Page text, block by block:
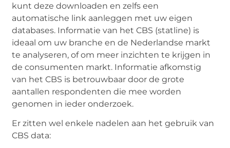
kunt deze downloaden en zelfs een
automatische link aanleggen met uw eigen
databases. Informatie van het CBS (statline) is
ideaal om uw branche en de Nederlandse markt
te analyseren, of om meer inzichten te krijgen in
de consumenten markt. Informatie afkomstig
van het CBS is betrouwbaar door de grote
aantallen respondenten die mee worden
genomen in ieder onderzoek.
Er zitten wel enkele nadelen aan het gebruik van
CBS data: